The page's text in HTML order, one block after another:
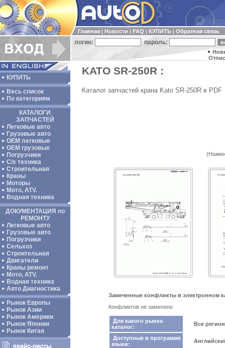
Главная Новости FAQ КУПИТЬ Обратная связь
логин: пароль:
КУПИТЬ
Весь список
По категориям
КАТАЛОГИ
ЗАПЧАСТЕЙ
Легковые авто
Грузовые авто
ОЕМ легковые
OEM грузовые
Погрузчики
С/х техника
Строительная
Краны
Моторы
Мото, ATV.
Водная техника
ДОКУМЕНТАЦИЯ по
РЕМОНТУ
Легковые авто
Грузовые авто
Погрузчики
Сельхоз
Строительная
Двигатели
Краны ремонт
Мото, ATV.
Водная техника
Авто Диагностика
Рынок Европы
Рынок Азии
Рынок Америки
Рынок Японии
Рынок Китая
KATO SR-250R :
Каталог запчастей крана Kato SR-250R в PDF
Замеченные конфликты в электронном
Конфликтов не замечено
Для какого рынка
каталог:
Все
Доступные в программе
языки: